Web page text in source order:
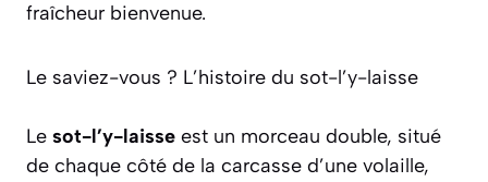
fraîcheur bienvenue.
Le saviez-vous ? L’histoire du sot-l’y-laisse
Le sot-l’y-laisse est un morceau double, situé
de chaque côté de la carcasse d’une volaille,